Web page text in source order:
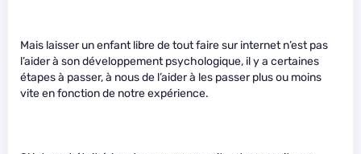
Mais laisser un enfant libre de tout faire sur internet n’est pas
l’aider à son développement psychologique, il y a certaines
étapes à passer, à nous de l’aider à les passer plus ou moins
vite en fonction de notre expérience.